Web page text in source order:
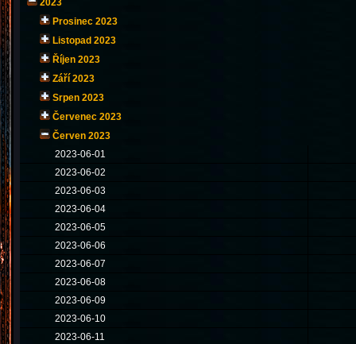
2023
Prosinec 2023
Listopad 2023
Říjen 2023
Září 2023
Srpen 2023
Červenec 2023
Červen 2023
2023-06-01
2023-06-02
2023-06-03
2023-06-04
2023-06-05
2023-06-06
2023-06-07
2023-06-08
2023-06-09
2023-06-10
2023-06-11